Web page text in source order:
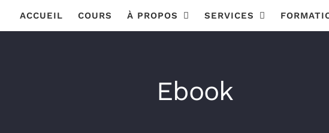
ACCUEIL COURS À PROPOS SERVICES
Ebook